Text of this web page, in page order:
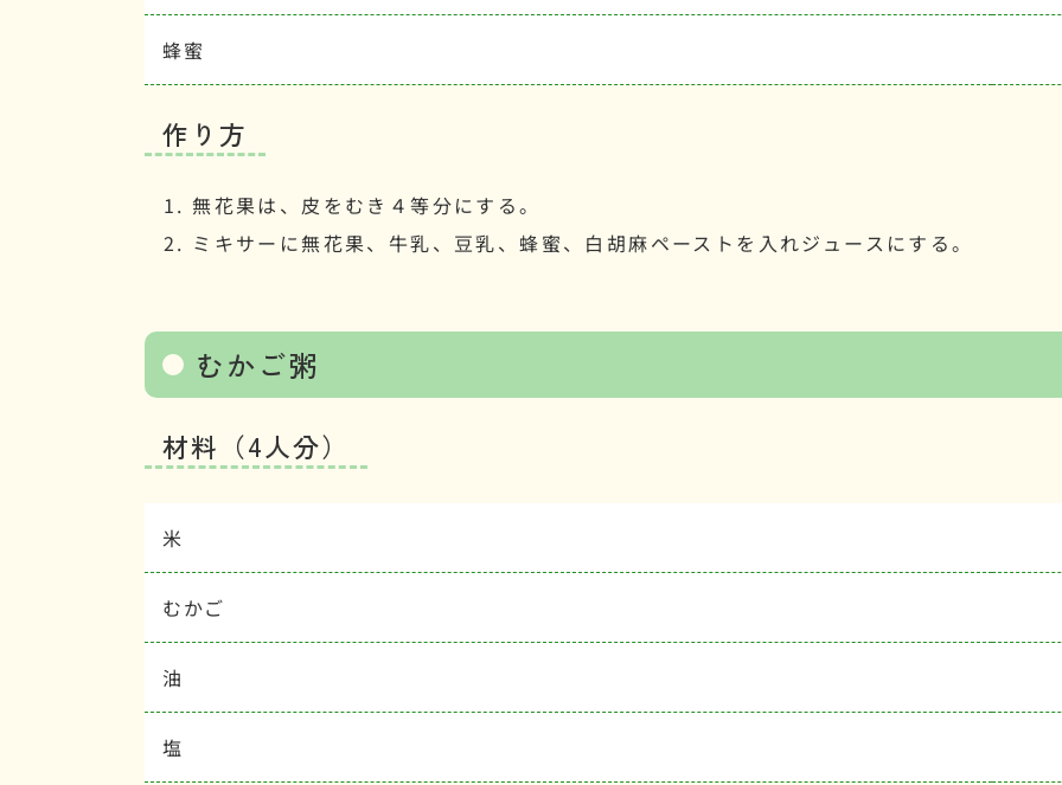
蜂蜜
作り方
無花果は、皮をむき４等分にする。
ミキサーに無花果、牛乳、豆乳、蜂蜜、白胡麻ペーストを入れジュースにする。
むかご粥
材料（4人分）
米
むかご
油
塩